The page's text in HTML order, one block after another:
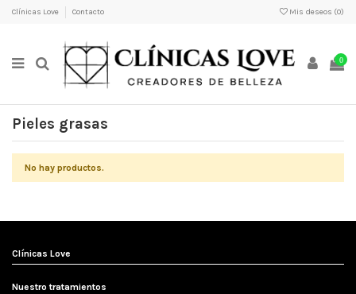
Clínicas Love Contacto Mis deseos (0)
0
Pieles grasas
No hay productos.
Clínicas Love
Nuestro tratamientos